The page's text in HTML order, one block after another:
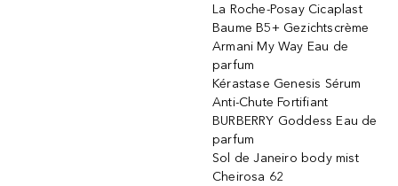
La Roche-Posay Cicaplast
Baume B5+ Gezichtscrème
Armani My Way Eau de
parfum
Kérastase Genesis Sérum
Anti-Chute Fortifiant
BURBERRY Goddess Eau de
parfum
Sol de Janeiro body mist
Cheirosa 62